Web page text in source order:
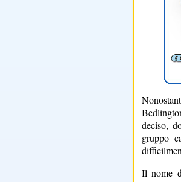
deciso,
gruppo
Il nome